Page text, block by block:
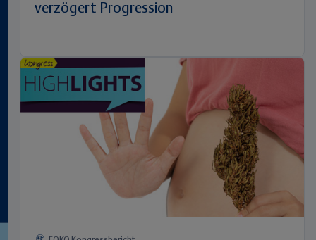
verzögert Progression